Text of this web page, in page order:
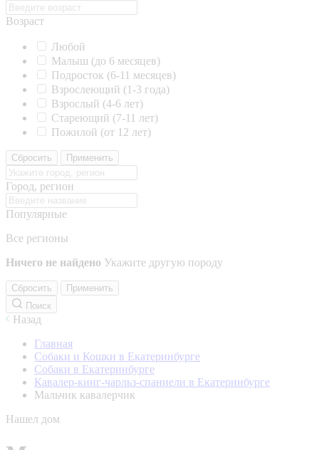
Возраст
Любой
Малыш (до 6 месяцев)
Подросток (6-11 месяцев)
Взрослеющий (1-3 года)
Взрослый (4-6 лет)
Стареющий (7-11 лет)
Пожилой (от 12 лет)
Сбросить Применить
Город, регион
Популярные
Все регионы
Ничего не найдено Укажите другую породу
Сбросить
Применить
Поиск
Назад
Главная
Собаки и Кошки в Екатеринбурге
Собаки в Екатеринбурге
Кавалер-кинг-чарльз-спаниели в Екатеринбурге
Мальчик кавалерчик
Нашел дом